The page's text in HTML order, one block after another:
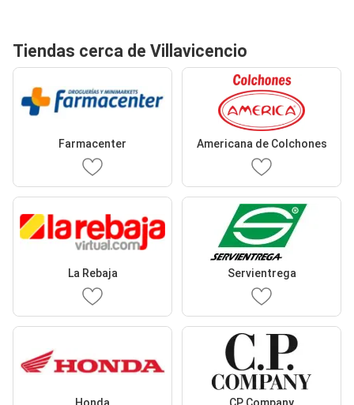
Tiendas cerca de Villavicencio
Farmacenter Americana de Colchones
La Rebaja Servientrega